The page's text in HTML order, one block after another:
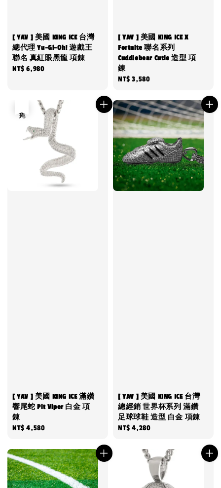
[ YAV ] 美國 KING ICE 台灣
總代理 Yu-Gi-Oh! 遊戲王
聯名 真紅眼黑龍 項錬
Regular
NT$ 6,980
[ YAV ] 美國 KING ICE X
Fortnite 聯名系列
Cuddlebear Cutie 造型 項
錬
Regular
NT$ 3,580
[ YAV ] 美國 KING ICE 滿鑽
響尾蛇 Pit Viper 白金 項
錬
Regular
NT$ 4,580
[ YAV ] 美國 KING ICE 台灣
總經銷 世界杯系列 滿鑽
足球球鞋 造型 白金 項錬
Regular
NT$ 4,280